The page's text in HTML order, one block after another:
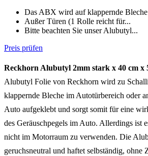
Das ABX wird auf klappernde
Außer Türen (1 Rolle reicht für...
Bitte beachten Sie unser Alubutyl...
Preis prüfen
Reckhorn Alubutyl 2mm stark x 40 cm x
Alubutyl Folie von Reckhorn wird zu
klappernde Bleche im Autotürbereich oder
Auto aufgeklebt und sorgt somit für eine
des Geräuschpegels im Auto. Allerdings ist
nicht im Motorraum zu verwenden. Die
geruchsneutral und haftet selbständig, ohne